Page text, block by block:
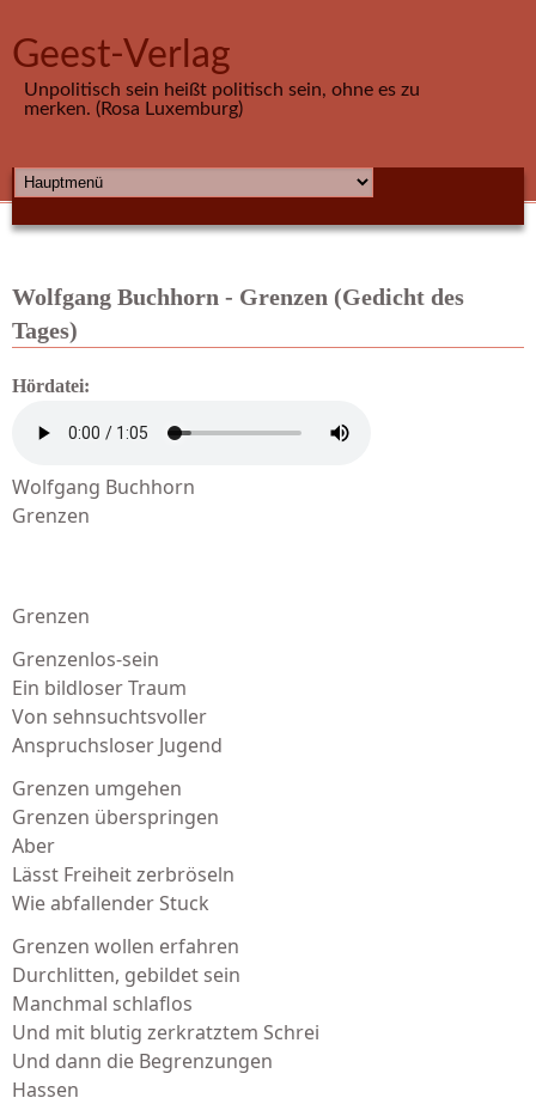
Geest-Verlag
Unpolitisch sein heißt politisch sein, ohne es zu
merken. (Rosa Luxemburg)
HAUPTMENÜ
Wolfgang Buchhorn - Grenzen (Gedicht des
Tages)
Hördatei:
Wolfgang Buchhorn
Grenzen
Grenzen
Grenzenlos-sein
Ein bildloser Traum
Von sehnsuchtsvoller
Anspruchsloser Jugend
Grenzen umgehen
Grenzen überspringen
Aber
Lässt Freiheit zerbröseln
Wie abfallender Stuck
Grenzen wollen erfahren
Durchlitten, gebildet sein
Manchmal schlaflos
Und mit blutig zerkratztem Schrei
Und dann die Begrenzungen
Hassen